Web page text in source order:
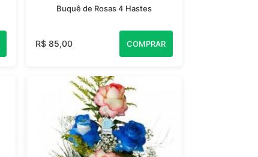
Buquê de Rosas 4 Hastes
R$ 85,00 COMPRAR